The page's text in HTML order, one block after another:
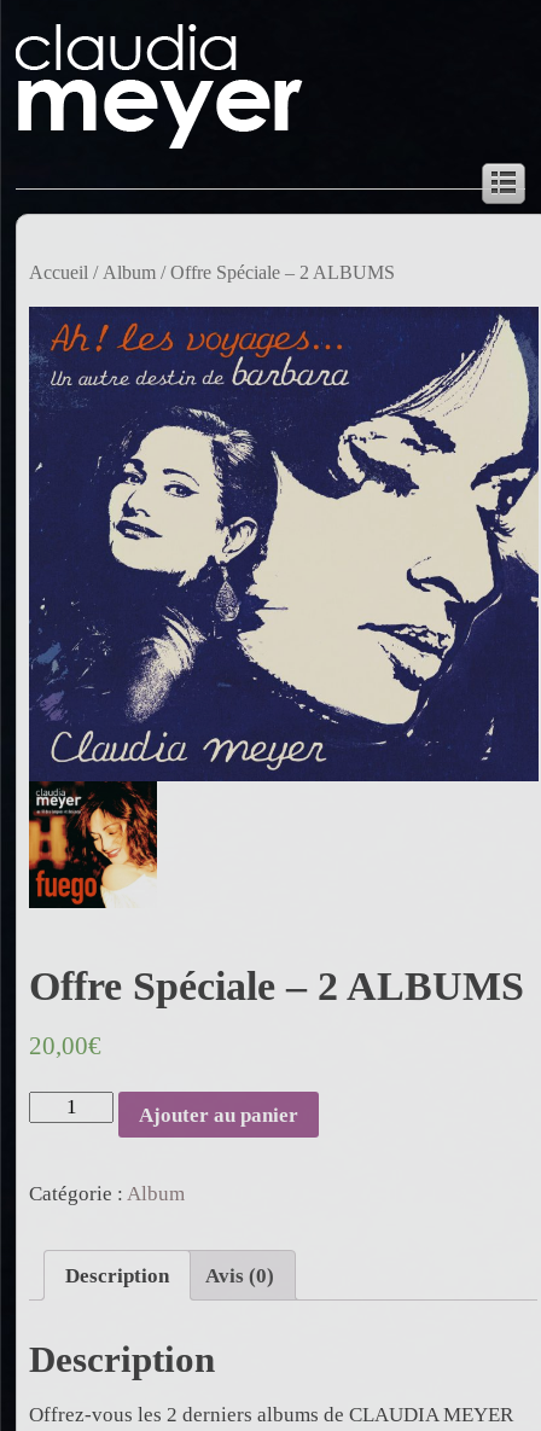
Accueil / Album / Offre Spéciale – 2 ALBUMS
Offre Spéciale – 2 ALBUMS
20,00€
quantité
Spéciale
ALBUMS
Ajouter au panier
Catégorie :Album
Description Avis (0)
Description
Offrez-vous les 2 derniers albums de CLAUDIA MEYER